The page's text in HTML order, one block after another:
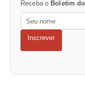
Receba o Boletim
Inscrever